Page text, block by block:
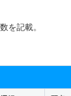
を記載。